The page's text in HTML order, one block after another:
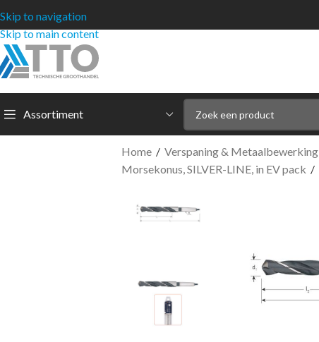
Skip to navigation
Skip to main content
Assortiment
Home / Verspaning & Metaalbewerking
Morsekonus, SILVER-LINE, in EV pack /